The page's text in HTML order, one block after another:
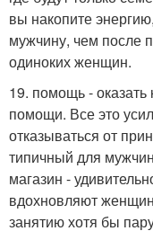
вы накопите
мужчину, чем после
одиноких женщин.
19. помощь -
помощи. Все это
отказываться от
типичный для
магазин -
вдохновляют
занятию хотя бы